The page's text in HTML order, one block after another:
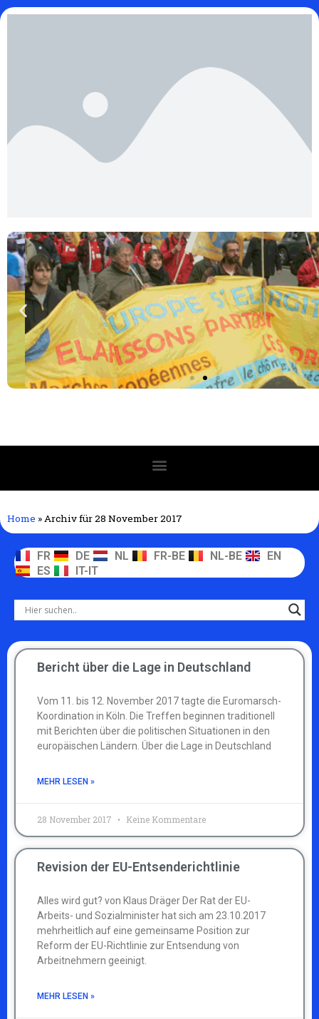
Home »Archiv für 28 November 2017
FR DE NL FR-BE NL-BE
EN
ES
IT-IT
Bericht über die Lage in Deutschland
Vom 11. bis 12. November 2017 tagte die Euromarsch-
Koordination in Köln. Die Treffen beginnen traditionell
mit Berichten über die politischen Situationen in den
europäischen Ländern. Über die Lage in Deutschland
MEHR LESEN »
28 November 2017 Keine Kommentare
Revision der EU-Entsenderichtlinie
Alles wird gut? von Klaus Dräger Der Rat der EU-
Arbeits- und Sozialminister hat sich am 23.10.2017
mehrheitlich auf eine gemeinsame Position zur
Reform der EU-Richtlinie zur Entsendung von
Arbeitnehmern geeinigt.
MEHR LESEN »